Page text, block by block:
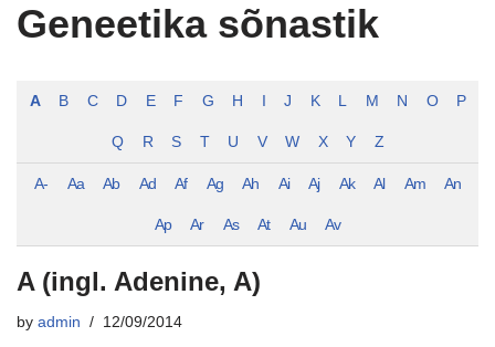
Geneetika sõnastik
A B C D E F G H J K L M N O P
Q R S T U V W X Y Z
A- Aa Ab Ad Af Ag Ah Ai Aj Ak Al Am An
Ap Ar As At Au Av
A (ingl. Adenine, A)
by admin 12/09/2014